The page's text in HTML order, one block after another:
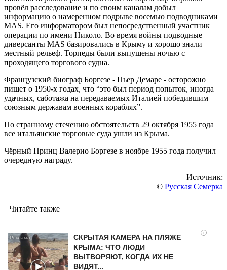
провёл расследование и по своим каналам добыл
информацию о намеренном подрыве восемью подводниками
MAS. Его информатором был непосредственный участник
операции по имени Николо. Во время войны подводные
диверсанты MAS базировались в Крыму и хорошо знали
местный рельеф. Торпеды были выпущены ночью с
проходящего торгового судна.
Французский биограф Боргезе - Пьер Демаре - осторожно
пишет о 1950-х годах, что “это был период попыток, иногда
удачных, саботажа на передаваемых Италией победившим
союзным державам военных кораблях”.
По странному стечению обстоятельств 29 октября 1955 года
все итальянские торговые суда ушли из Крыма.
Чёрный Принц Валерио Боргезе в ноябре 1955 года получил
очередную награду.
Источник:
© Русская Семерка
Читайте также
i
СКРЫТАЯ КАМЕРА НА ПЛЯЖЕ
КРЫМА: ЧТО ЛЮДИ
ВЫТВОРЯЮТ, КОГДА ИХ НЕ
ВИДЯТ...